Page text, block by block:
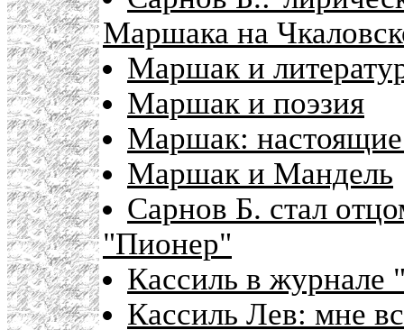
Маршака на
Маршак и
Маршак и поэзия
Маршак:
Маршак и Мандель
Сарнов Б. стал
"Пионер"
Кассиль в журнале
Кассиль Лев: мне